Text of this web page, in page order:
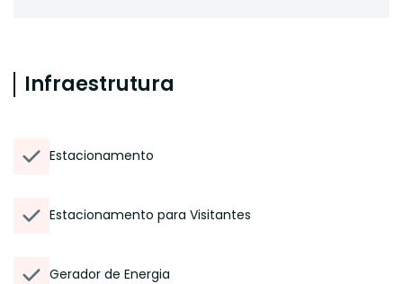
Infraestrutura
Estacionamento
Estacionamento para Visitantes
Gerador de Energia